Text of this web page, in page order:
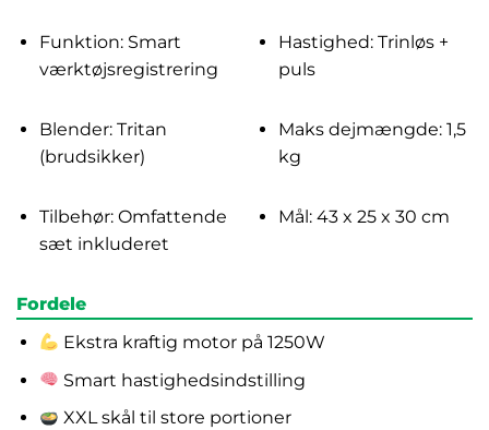
Funktion: Smart
værktøjsregistrering
Hastighed: Trinløs +
puls
Blender: Tritan
(brudsikker)
Maks dejmængde: 1,5
kg
Tilbehør: Omfattende
sæt inkluderet
Mål: 43 x 25 x 30 cm
Fordele
Ekstra kraftig motor på 1250W
Smart hastighedsindstilling
XXL skål til store portioner